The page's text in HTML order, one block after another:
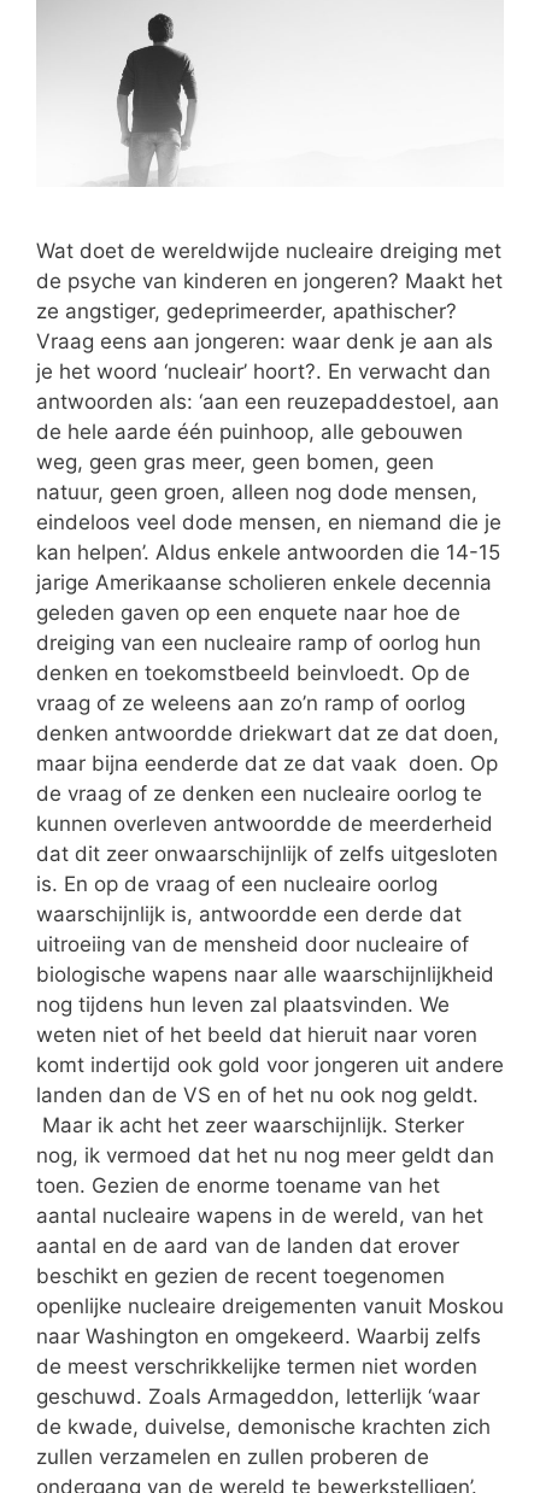
Wat doet de wereldwijde nucleaire dreiging met
de psyche van kinderen en jongeren? Maakt het
ze angstiger, gedeprimeerder, apathischer?
Vraag eens aan jongeren: waar denk je aan als
je het woord ‘nucleair’ hoort?. En verwacht dan
antwoorden als: ‘aan een reuzepaddestoel, aan
de hele aarde één puinhoop, alle gebouwen
weg, geen gras meer, geen bomen, geen
natuur, geen groen, alleen nog dode mensen,
eindeloos veel dode mensen, en niemand die je
kan helpen’. Aldus enkele antwoorden die 14-15
jarige Amerikaanse scholieren enkele decennia
geleden gaven op een enquete naar hoe de
dreiging van een nucleaire ramp of oorlog hun
denken en toekomstbeeld beinvloedt. Op de
vraag of ze weleens aan zo’n ramp of oorlog
denken antwoordde driekwart dat ze dat doen,
maar bijna eenderde dat ze dat vaak doen. Op
de vraag of ze denken een nucleaire oorlog te
kunnen overleven antwoordde de meerderheid
dat dit zeer onwaarschijnlijk of zelfs uitgesloten
is. En op de vraag of een nucleaire oorlog
waarschijnlijk is, antwoordde een derde dat
uitroeiing van de mensheid door nucleaire of
biologische wapens naar alle waarschijnlijkheid
nog tijdens hun leven zal plaatsvinden. We
weten niet of het beeld dat hieruit naar voren
komt indertijd ook gold voor jongeren uit andere
landen dan de VS en of het nu ook nog geldt.
Maar ik acht het zeer waarschijnlijk. Sterker
nog, ik vermoed dat het nu nog meer geldt dan
toen. Gezien de enorme toename van het
aantal nucleaire wapens in de wereld, van het
aantal en de aard van de landen dat erover
beschikt en gezien de recent toegenomen
openlijke nucleaire dreigementen vanuit Moskou
naar Washington en omgekeerd. Waarbij zelfs
de meest verschrikkelijke termen niet worden
geschuwd. Zoals Armageddon, letterlijk ‘waar
de kwade, duivelse, demonische krachten zich
zullen verzamelen en zullen proberen de
ondergang van de wereld te bewerkstelligen’.